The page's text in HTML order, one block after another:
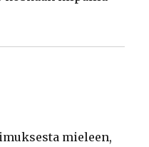
mieleen,